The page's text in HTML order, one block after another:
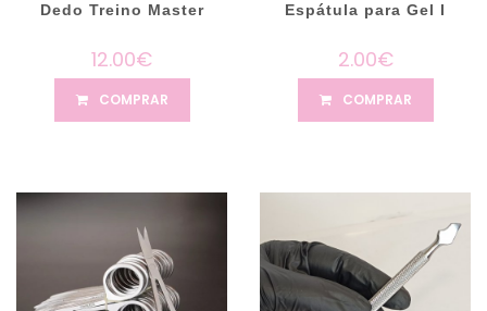
Dedo Treino Master
12.00€
COMPRAR
Espátula para Gel I
2.00€
COMPRAR